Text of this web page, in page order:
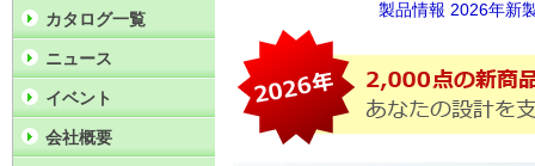
製品情報 2026年新
カタログ一覧
ニュース
イベント
会社概要